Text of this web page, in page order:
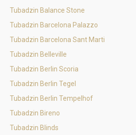
Tubadzin Balance Stone
Tubadzin Barcelona Palazzo
Tubadzin Barcelona Sant Marti
Tubadzin Belleville
Tubadzin Berlin Scoria
Tubadzin Berlin Tegel
Tubadzin Berlin Tempelhof
Tubadzin Bireno
Tubadzin Blinds